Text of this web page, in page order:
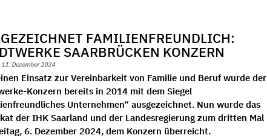
FAMILIENFREUNDLICH:
SAARBRÜCKEN KONZERN
11. Dezember 2024
Einsatz zur Vereinbarkeit von Familie und Beruf wurde der
Konzern bereits in 2014 mit dem Siegel
Unternehmen“ ausgezeichnet. Nun wurde das
der IHK Saarland und der Landesregierung zum dritten Mal
6. Dezember 2024, dem Konzern überreicht.